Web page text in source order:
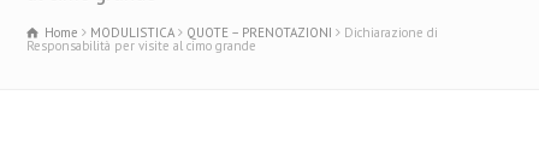
Home MODULISTICA QUOTE – PRENOTAZIONI Dichiarazione di
Responsabilità per visite al cimo grande